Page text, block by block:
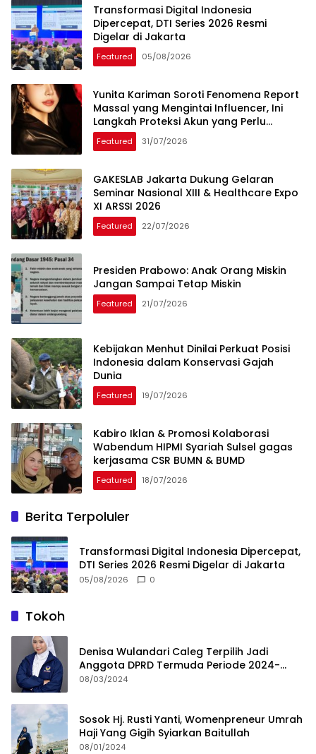
Transformasi Digital Indonesia
Dipercepat, DTI Series 2026 Resmi
Digelar di Jakarta
Featured 05/08/2026
Yunita Kariman Soroti Fenomena Report
Massal yang Mengintai Influencer, Ini
Langkah Proteksi Akun yang Perlu
Diketahui
Featured 31/07/2026
GAKESLAB Jakarta Dukung Gelaran
Seminar Nasional XIII & Healthcare Expo
XI ARSSI 2026
Featured 22/07/2026
Presiden Prabowo: Anak Orang Miskin
Jangan Sampai Tetap Miskin
Featured 21/07/2026
Kebijakan Menhut Dinilai Perkuat Posisi
Indonesia dalam Konservasi Gajah
Dunia
Featured 19/07/2026
Kabiro Iklan & Promosi Kolaborasi
Wabendum HIPMI Syariah Sulsel gagas
kerjasama CSR BUMN & BUMD
Featured 18/07/2026
Berita Terpoluler
Transformasi Digital Indonesia Dipercepat,
DTI Series 2026 Resmi Digelar di Jakarta
05/08/2026 0
Tokoh
Denisa Wulandari Caleg Terpilih Jadi
Anggota DPRD Termuda Periode 2024-
2029
08/03/2024
Sosok Hj. Rusti Yanti, Womenpreneur Umrah
Haji Yang Gigih Syiarkan Baitullah
08/01/2024